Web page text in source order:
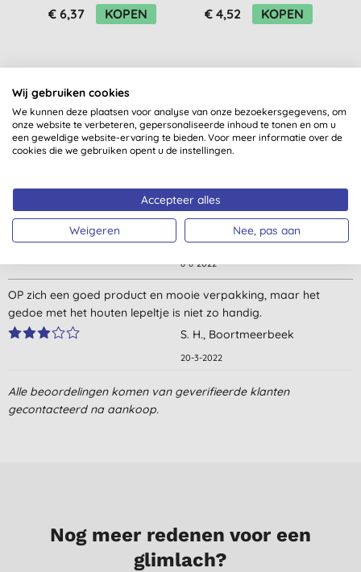
€ 6,37 KOPEN € 4,52 KOPEN
Klantbeoordelingen
Fijne tandpasta met een lekkere smaak
R. H., Ede
8-8-2022
OP zich een goed product en mooie verpakking, maar het
gedoe met het houten lepeltje is niet zo handig.
S. H., Boortmeerbeek
20-3-2022
Fijne tandpasta, milde smaak. Voordeel van een potje vind ik
dat je makkelijker kan doseren als je iets meer/minder wil
A. I., AMSTERDAM
14-7-2021
Alle beoordelingen komen van geverifieerde klanten
gecontacteerd na aankoop.
Nog meer redenen voor een
glimlach?
Wij gebruiken cookies
We kunnen deze plaatsen voor analyse van onze bezoekersgegevens, om
onze website te verbeteren, gepersonaliseerde inhoud te tonen en om u
een geweldige website-ervaring te bieden. Voor meer informatie over de
cookies die we gebruiken opent u de instellingen.
Accepteer alles
Weigeren Nee, pas aan